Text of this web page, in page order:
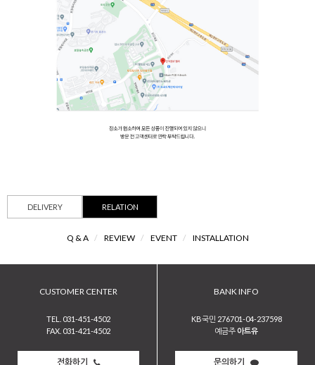
DELIVERY RELATION
Q & A / REVIEW / EVENT / INSTALLATION
CUSTOMER CENTER
TEL. 031-451-4502
FAX. 031-421-4502
전화하기
BANK INFO
KB국민 276701-04-237598
예금주 아트유
문의하기